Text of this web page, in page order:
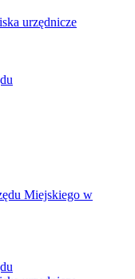
urzędnicze
Miejskiego w